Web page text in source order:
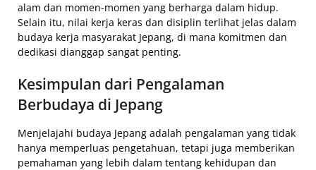
alam dan momen-momen yang berharga dalam hidup.
Selain itu, nilai kerja keras dan disiplin terlihat jelas dalam
budaya kerja masyarakat Jepang, di mana komitmen dan
dedikasi dianggap sangat penting.
Kesimpulan dari Pengalaman
Berbudaya di Jepang
Menjelajahi budaya Jepang adalah pengalaman yang tidak
hanya memperluas pengetahuan, tetapi juga memberikan
pemahaman yang lebih dalam tentang kehidupan dan